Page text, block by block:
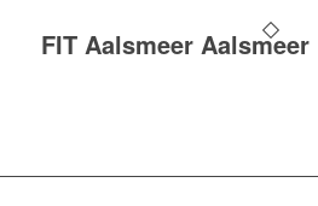
FIT Aalsmeer Aalsmeer